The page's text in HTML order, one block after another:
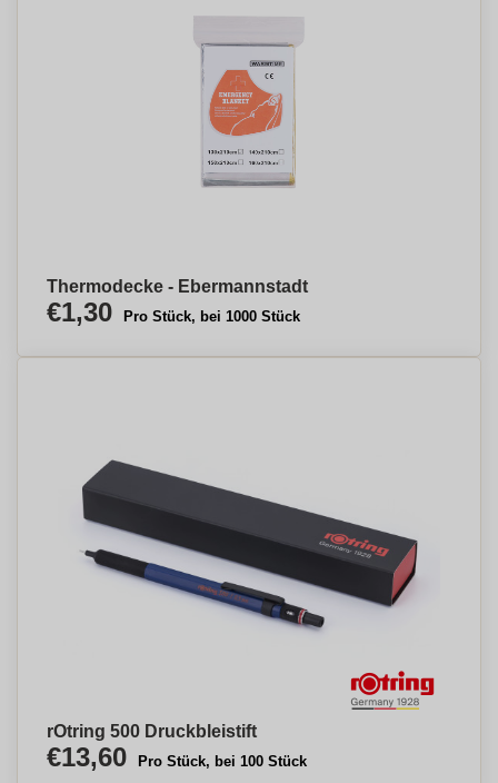
Thermodecke - Ebermannstadt
€1,30 Pro Stück, bei 1000 Stück
rOtring 500 Druckbleistift
€13,60 Pro Stück, bei 100 Stück